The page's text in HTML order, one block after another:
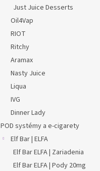
Just Juice Desserts
Oil4Vap
RIOT
Ritchy
Aramax
Nasty Juice
Liqua
IVG
Dinner Lady
POD systémy a e-cigarety
Elf Bar | ELFA
Elf Bar ELFA | Zariadenia
Elf Bar ELFA | Pody 20mg